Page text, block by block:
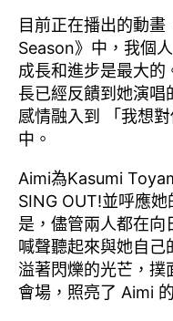
目前正在播出的動
Season》中，我個
成長和進步是最大的
長已經反饋到她演唱
感情融入到 「我想
中。
Aimi為Kasumi
SING OUT!並呼應
是，儘管兩人都在向
喊聲聽起來與她自己
溢著閃爍的光芒，撲
會場，照亮了 Aimi